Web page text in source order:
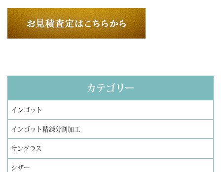
カテゴリー
インゴット
インゴット精錬分割加工
サングラス
シザー